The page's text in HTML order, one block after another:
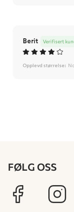
Berit Verifisert
Opplevd størrelse:
FØLG OSS